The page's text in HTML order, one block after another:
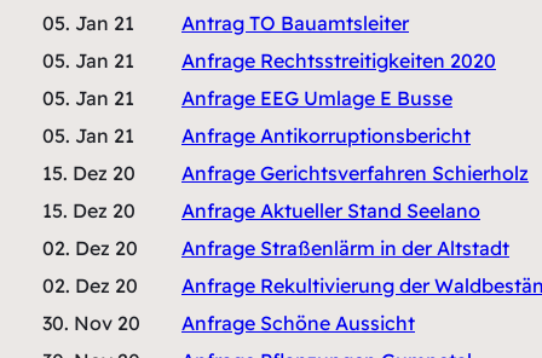
05. Jan 21
Antrag TO Bauamtsleiter
05. Jan 21
Anfrage Rechtsstreitigkeiten 2020
05. Jan 21
Anfrage EEG Umlage E Busse
05. Jan 21
Anfrage Antikorruptionsbericht
15. Dez 20
Anfrage Gerichtsverfahren Schierholz
15. Dez 20
Anfrage Aktueller Stand Seelano
02. Dez 20
Anfrage Straßenlärm in der Altstadt
02. Dez 20
Anfrage Rekultivierung der
30. Nov 20
Anfrage Schöne Aussicht